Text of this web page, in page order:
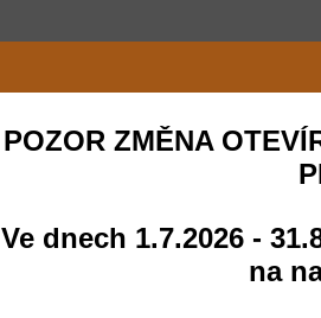
POZOR ZMĚNA
Ve dnech 1.7.2026 -
na